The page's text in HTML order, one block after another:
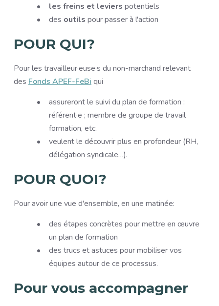
les freins et leviers potentiels
des outils pour passer à l'action
POUR QUI?
Pour les travailleur·euse·s du non-marchand relevant
des Fonds APEF-FeBi qui
assureront le suivi du plan de formation :
référent·e ; membre de groupe de travail
formation, etc.
veulent le découvrir plus en profondeur (RH,
délégation syndicale…).
POUR QUOI?
Pour avoir une vue d'ensemble, en une matinée:
des étapes concrètes pour mettre en œuvre
un plan de formation
des trucs et astuces pour mobiliser vos
équipes autour de ce processus.
Pour vous accompagner